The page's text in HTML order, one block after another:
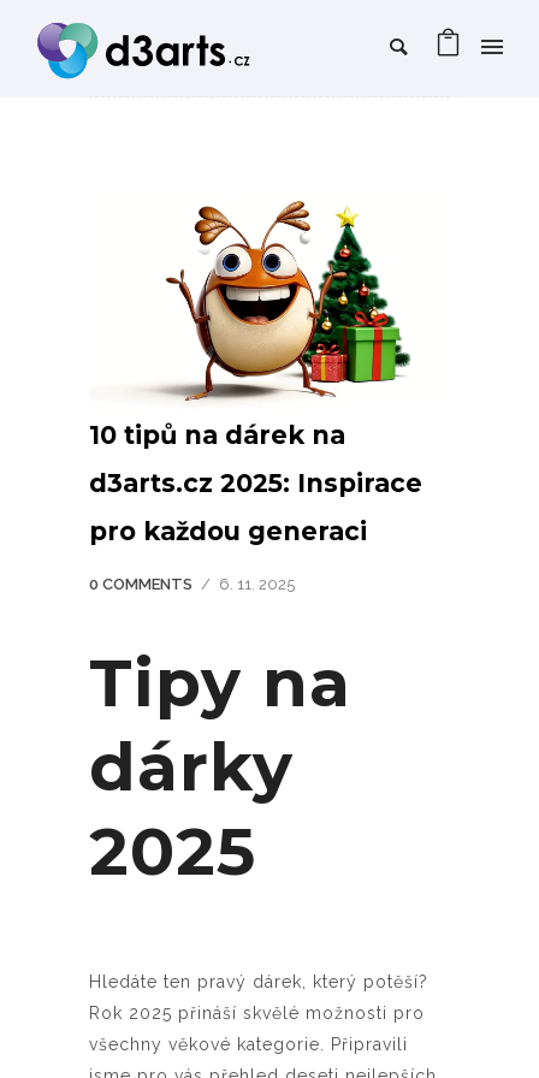
10 tipů na dárek na
d3arts.cz 2025: Inspirace
pro každou generaci
0 COMMENTS / 6. 11. 2025
Tipy na
dárky
2025
Hledáte ten pravý dárek, který potěší?
Rok 2025 přináší skvělé možnosti pro
všechny věkové kategorie. Připravili